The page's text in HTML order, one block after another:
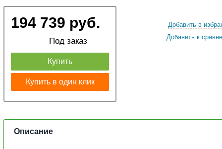
194 739 руб.
Под заказ
Купить
Купить в один клик
Добавить в
Добавить к
Описание